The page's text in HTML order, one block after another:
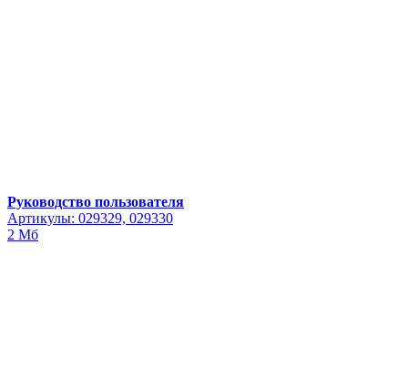
Руководство пользователя
Артикулы: 029329, 029330
2 Мб